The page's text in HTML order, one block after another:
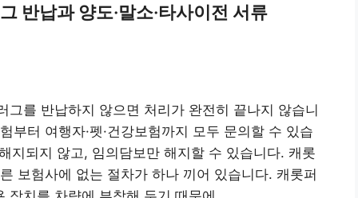
반납과 양도·말소·타사이전 서류
를 반납하지 않으면 처리가 완전히 끝나지 않습니
터 여행자·펫·건강보험까지 모두 문의할 수 있습
지되지 않고, 임의담보만 해지할 수 있습니다. 캐롯
보험사에 없는 절차가 하나 끼어 있습니다. 캐롯퍼